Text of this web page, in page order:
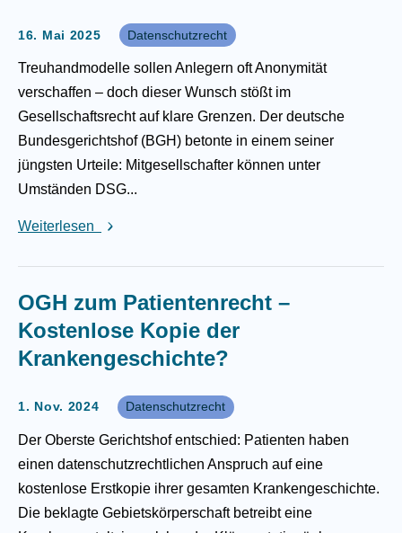
16. Mai 2025 Datenschutzrecht
Treuhandmodelle sollen Anlegern oft Anonymität
verschaffen – doch dieser Wunsch stößt im
Gesellschaftsrecht auf klare Grenzen. Der deutsche
Bundesgerichtshof (BGH) betonte in einem seiner
jüngsten Urteile: Mitgesellschafter können unter
Umständen DSG...
Weiterlesen
OGH zum Patientenrecht –
Kostenlose Kopie der
Krankengeschichte?
1. Nov. 2024 Datenschutzrecht
Der Oberste Gerichtshof entschied: Patienten haben
einen datenschutzrechtlichen Anspruch auf eine
kostenlose Erstkopie ihrer gesamten Krankengeschichte.
Die beklagte Gebietskörperschaft betreibt eine